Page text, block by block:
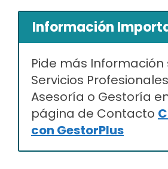
Información
Pide más Información
Servicios
Asesoría o Gestoría
página de Contacto
con GestorPlus